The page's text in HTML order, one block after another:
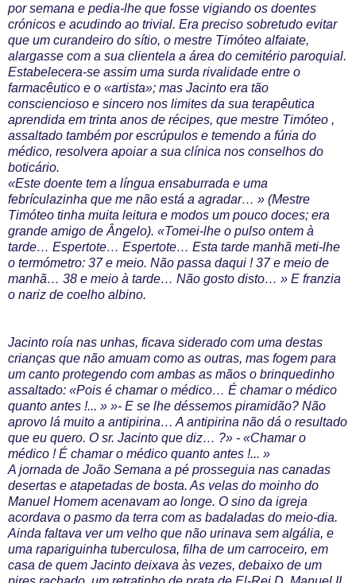
por semana e pedia-lhe que fosse vigiando os doentes
crónicos e acudindo ao trivial. Era preciso sobretudo evitar
que um curandeiro do sítio, o mestre Timóteo alfaiate,
alargasse com a sua clientela a área do cemitério paroquial.
Estabelecera-se assim uma surda rivalidade entre o
farmacêutico e o «artista»; mas Jacinto era tão
consciencioso e sincero nos limites da sua terapêutica
aprendida em trinta anos de récipes, que mestre Timóteo ,
assaltado também por escrúpulos e temendo a fúria do
médico, resolvera apoiar a sua clínica nos conselhos do
boticário.
«Este doente tem a língua ensaburrada e uma
febrículazinha que me não está a agradar… » (Mestre
Timóteo tinha muita leitura e modos um pouco doces; era
grande amigo de Ângelo). «Tomei-lhe o pulso ontem à
tarde… Espertote… Espertote… Esta tarde manhã meti-lhe
o termómetro: 37 e meio. Não passa daqui ! 37 e meio de
manhã… 38 e meio à tarde… Não gosto disto… » E franzia
o nariz de coelho albino.
Jacinto roía nas unhas, ficava siderado com uma destas
crianças que não amuam como as outras, mas fogem para
um canto protegendo com ambas as mãos o brinquedinho
assaltado: «Pois é chamar o médico… É chamar o médico
quanto antes !... » »- E se lhe déssemos piramidão? Não
aprovo lá muito a antipirina… A antipirina não dá o resultado
que eu quero. O sr. Jacinto que diz… ?» - «Chamar o
médico ! É chamar o médico quanto antes !... »
A jornada de João Semana a pé prosseguia nas canadas
desertas e atapetadas de bosta. As velas do moinho do
Manuel Homem acenavam ao longe. O sino da igreja
acordava o pasmo da terra com as badaladas do meio-dia.
Ainda faltava ver um velho que não urinava sem algália, e
uma rapariguinha tuberculosa, filha de um carroceiro, em
casa de quem Jacinto deixava às vezes, debaixo de um